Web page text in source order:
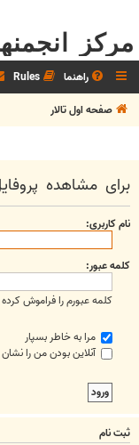
مرکز
راهنما Rules
صفحه اول تالار
برای مشاهده
نام کاربری:
کلمه عبور:
کلمه عبورم را فراموش
مرا به خاطر بسپار
آنلاین بودن من را نشان
ثبت نام